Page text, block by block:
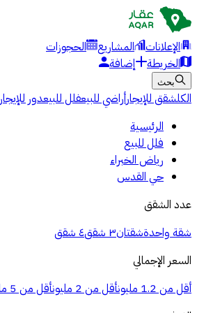
الإعلانات المشاريع
الحجوزات
الخريطة
إضافة
بحث
الكلشقق للإيجارأراضي للبيعفلل للبيعدور للإيجار
الرئيسية
فلل للبيع
رياض الخبراء
حي القدس
عدد الشقق
شقة واحدةشقتان٣ شقق
٤ شقق
السعر الإجمالي
أقل من 1.2 مليون
أقل من 2 مليون أقل من 5 مليون